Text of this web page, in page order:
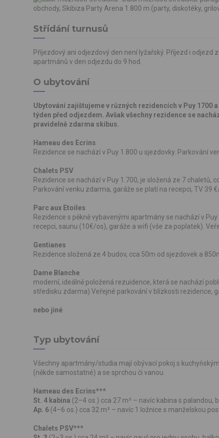
obchody, Skibiza Party Arena 1.800 m (party, diskotéky,
Střídání turnusů
Příjezdový ani odjezdový den není lyžařský. Příjezd i odjezd
apartmánů v den odjezdu do 9 hod.
O ubytování
Ubytování zajištujeme v různých rezidencích v Puy
týden před odjezdem. Avšak všechny rezidence se
pravidelně zdarma skibus.
Hameau des Ecrins
Rezidence se nachází v Puy 1.800 u sjezdovky. Parkování
Chalets PSV
Rezidence se nachází v Puy 1.700, je složená ze 7 chaletů,
Parkování venku zdarma, garáže se platí na recepci, TV 39
Parc aux Etoiles
Rezidence s pěkně vybavenými apartmány se nachází v
recepci, saunu (10€/os), garáže a wifi (vše za poplatek).
Gentianes
Rezidence složená ze 4 budov, cca 50m od sjezdovek a
Dame Blanche
moderní, ideálně položená rezuidence, která se nachází
středisku zdarma).Veřejné parkování v blízkosti rezidence,
nebo jiné
Typ ubytování
Všechny apartmány/studia mají obývací pokoj s
(někde samostatné) a se sprchou či vanou.
Hameau des Ecrins***
St. 4 kabina (2–4 os.) cca 27 m² – navíc kabina s palandou,
Ap. 6(4–6 os.) cca 32 m² – navíc 1 ložnice s manželskou
Chalets PSV***